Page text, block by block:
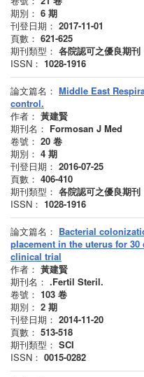
期別： 6 期
刊登日期： 2017-11-01
頁數： 621-625
期刊類型： 各院認可之優良期刊
ISSN： 1028-1916
論文篇名： Middle East
control.
作者： 黃建賢
期刊名： Formosan J Med
卷號： 20 卷
期別： 4 期
刊登日期： 2016-07-25
頁數： 406-410
期刊類型： 各院認可之優良期刊
ISSN： 1028-1916
論文篇名： Bacterial
placement in the uterus for
clinical trial
作者： 黃建賢
期刊名： .Fertil Steril.
卷號： 103 卷
期別： 2 期
刊登日期： 2014-11-20
頁數： 513-518
期刊類型： SCI
ISSN： 0015-0282